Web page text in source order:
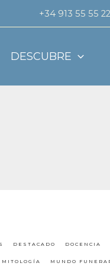
+34 913 55 55
DESCUBRE
DESTACADO DOCENCIA
MITOLOGÍA MUNDO